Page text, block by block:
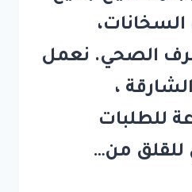
السخانات،
الصحي. نعمل
،
للطلبات
للقلق من…